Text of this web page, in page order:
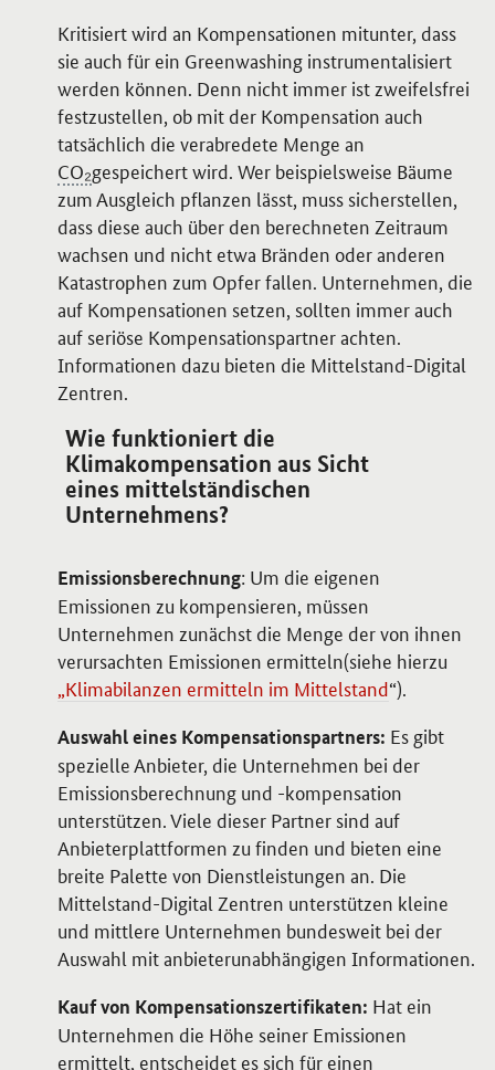
Kritisiert wird an Kompensationen mitunter, dass
sie auch für ein Greenwashing instrumentalisiert
werden können. Denn nicht immer ist zweifelsfrei
festzustellen, ob mit der Kompensation auch
tatsächlich die verabredete Menge an
CO₂gespeichert wird. Wer beispielsweise Bäume
zum Ausgleich pflanzen lässt, muss sicherstellen,
dass diese auch über den berechneten Zeitraum
wachsen und nicht etwa Bränden oder anderen
Katastrophen zum Opfer fallen. Unternehmen, die
auf Kompensationen setzen, sollten immer auch
auf seriöse Kompensationspartner achten.
Informationen dazu bieten die Mittelstand-Digital
Zentren.
Wie funktioniert die
Klimakompensation aus Sicht
eines mittelständischen
Unternehmens?
Emissionsberechnung: Um die eigenen
Emissionen zu kompensieren, müssen
Unternehmen zunächst die Menge der von ihnen
verursachten Emissionen ermitteln(siehe hierzu
„Klimabilanzen ermitteln im Mittelstand“).
Auswahl eines Kompensationspartners: Es gibt
spezielle Anbieter, die Unternehmen bei der
Emissionsberechnung und -kompensation
unterstützen. Viele dieser Partner sind auf
Anbieterplattformen zu finden und bieten eine
breite Palette von Dienstleistungen an. Die
Mittelstand-Digital Zentren unterstützen kleine
und mittlere Unternehmen bundesweit bei der
Auswahl mit anbieterunabhängigen Informationen.
Kauf von Kompensationszertifikaten: Hat ein
Unternehmen die Höhe seiner Emissionen
ermittelt, entscheidet es sich für einen